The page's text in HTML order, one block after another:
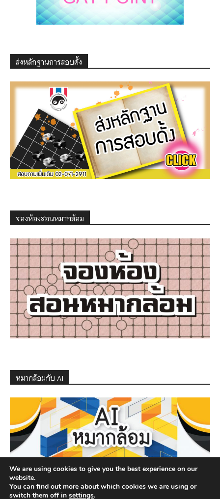
ส่งหลักฐานการสอบดั้ง
จองห้องสอนหมากล้อม
หมากล้อมกับ AI
We are using cookies to give you the best experience on our
website.
You can find out more about which cookies we are using or
switch them off in settings.